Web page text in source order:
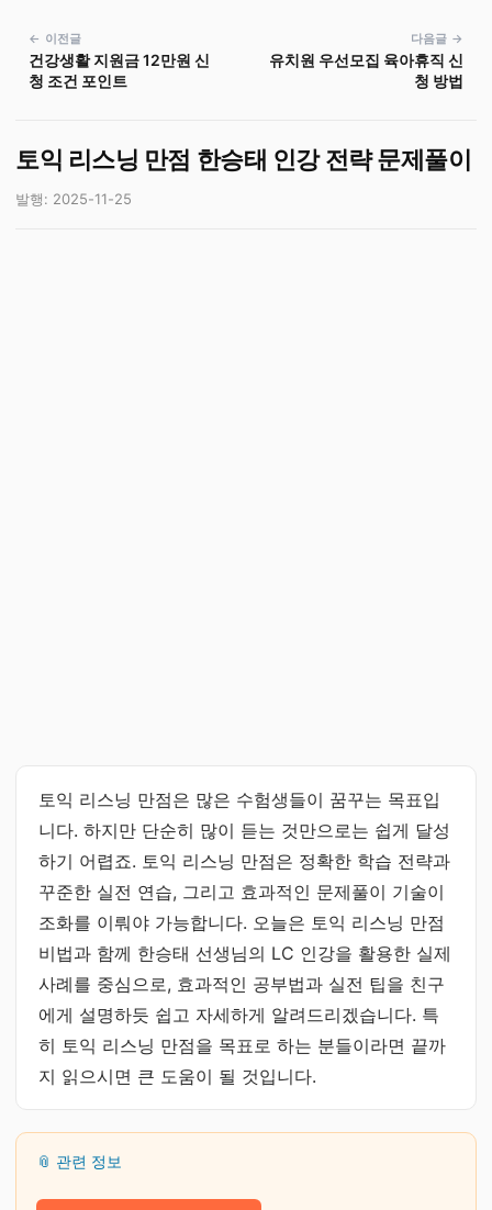
← 이전글
건강생활 지원금 12만원 신
청 조건 포인트
다음글 →
유치원 우선모집 육아휴직 신
청 방법
토익 리스닝 만점 한승태 인강 전략 문제풀이
발행: 2025-11-25
토익 리스닝 만점은 많은 수험생들이 꿈꾸는 목표입
니다. 하지만 단순히 많이 듣는 것만으로는 쉽게 달성
하기 어렵죠. 토익 리스닝 만점은 정확한 학습 전략과
꾸준한 실전 연습, 그리고 효과적인 문제풀이 기술이
조화를 이뤄야 가능합니다. 오늘은 토익 리스닝 만점
비법과 함께 한승태 선생님의 LC 인강을 활용한 실제
사례를 중심으로, 효과적인 공부법과 실전 팁을 친구
에게 설명하듯 쉽고 자세하게 알려드리겠습니다. 특
히 토익 리스닝 만점을 목표로 하는 분들이라면 끝까
지 읽으시면 큰 도움이 될 것입니다.
📎 관련 정보